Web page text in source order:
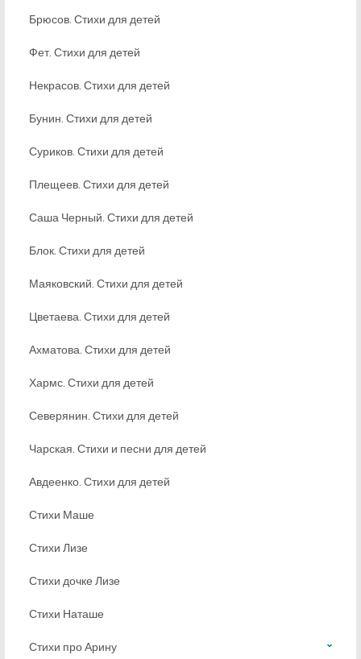
Брюсов. Стихи для детей
Фет. Стихи для детей
Некрасов. Стихи для детей
Бунин. Стихи для детей
Суриков. Стихи для детей
Плещеев. Стихи для детей
Саша Черный. Стихи для детей
Блок. Стихи для детей
Маяковский. Стихи для детей
Цветаева. Стихи для детей
Ахматова. Стихи для детей
Хармс. Стихи для детей
Северянин. Стихи для детей
Чарская. Стихи и песни для детей
Авдеенко. Стихи для детей
Стихи Маше
Стихи Лизе
Стихи дочке Лизе
Стихи Наташе
Стихи про Арину